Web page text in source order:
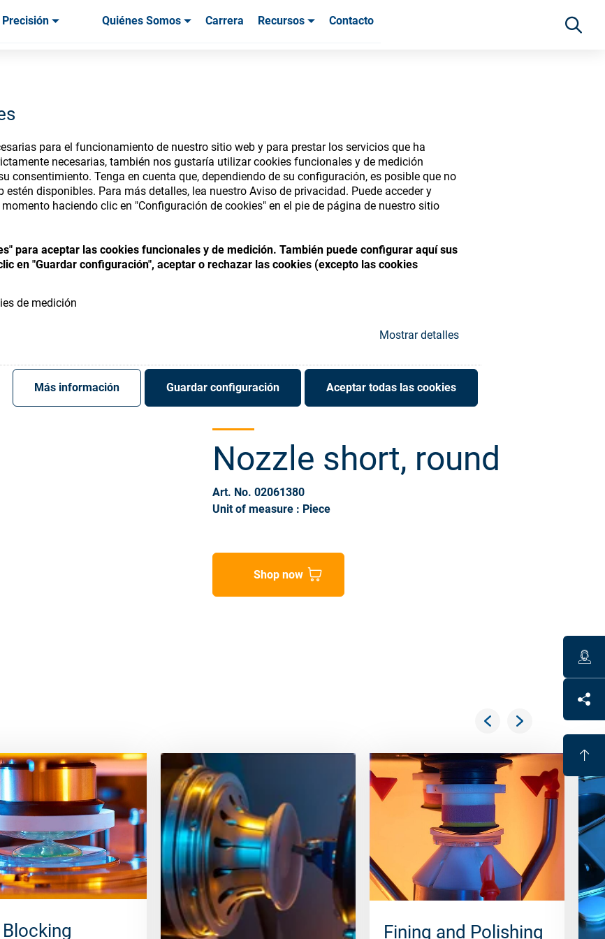
para el funcionamiento de nuestro sitio web y para prestar los servicios que ha
necesarias, también nos gustaría utilizar cookies funcionales y de medición
consentimiento. Tenga en cuenta que, dependiendo de su configuración, es posible que no
disponibles. Para más detalles, lea nuestro Aviso de privacidad. Puede acceder y
haciendo clic en "Configuración de cookies" en el pie de página de nuestro sitio
para aceptar las cookies funcionales y de medición. También puede configurar aquí sus
en "Guardar configuración", aceptar o rechazar las cookies (excepto las cookies
de medición
Mostrar detalles
Más información Guardar configuración Aceptar todas las cookies
Quiénes Somos Carrera Recursos Contacto
Store
your accounts and explore our wide range of ophthalmic
consumables
Nozzle short, round
Art. No. 02061380
Unit of measure : Piece
Shop now
Blocking Fining and Polishing